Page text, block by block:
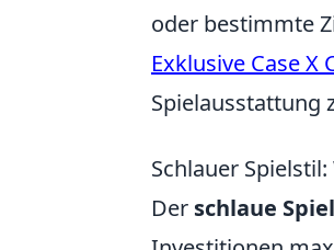
oder bestimmte
Exklusive Case X
Spielausstattung
Schlauer
Der schlaue